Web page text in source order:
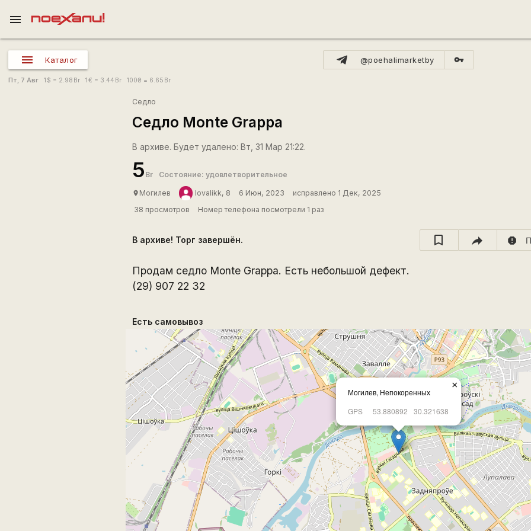
menu
Каталог @poehalimarketby vpn_key
Пт, 7 Авг 1 $ = 2.98 Br 1€ = 3.44 Br 100₴ = 6.65 Br
Седло
Седло Monte Grappa
В архиве. Будет удалено: Вт, 31 Мар 21:22.
5 Br Состояние: удовлетворительное
place Могилев lovalikk, 8 6 Июн, 2023
исправлено 1 Дек, 2025
38 просмотров
Номер телефона посмотрели 1 раз
В архиве! Торг завершён. report
Продам седло Monte Grappa. Есть небольшой дефект.
(29) 907 22 32
Есть самовывоз
Могилев, Непокоренных
GPS
53.880892 30.321638
×